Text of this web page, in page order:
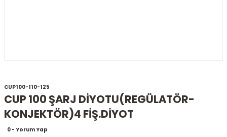
CUP100-110-125
CUP 100 ŞARJ DİYOTU(REGÜLATÖR-
KONJEKTÖR)4 FİŞ.DİYOT
0 - Yorum Yap